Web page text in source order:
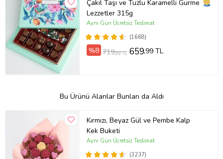
Çakıl Taşı ve Tuzlu Karamelli Gurme
Lezzetler 315g
(1668)
Aynı Gün Ücretsiz Teslimat
%8 719,99 TL 659,99 TL
Bu Ürünü Alanlar Bunları da Aldı
Kırmızı, Beyaz Gül ve Pembe Kalp
Kek Buketi
(3237)
Aynı Gün Ücretsiz Teslimat